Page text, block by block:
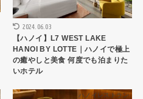
2024.06.03
【ハノイ】L7 WEST LAKE
HANOI BY LOTTE｜ハノイで極上
の癒やしと美食 何度でも泊まりた
いホテル
ハノイレストラン